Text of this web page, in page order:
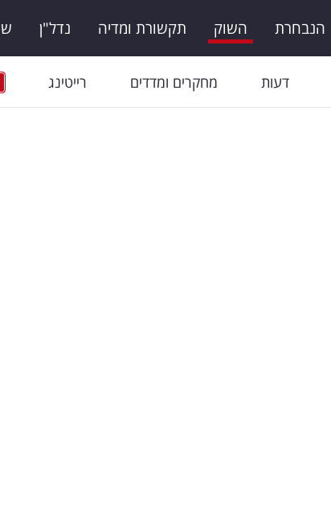
הנבחרת השוק תקשורת ומדיה נדל"ן
דעות מחקרים ומדדים רייטינג